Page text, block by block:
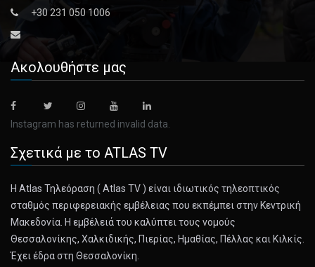
+30 231 050 1006
Ακολουθήστε μας
Instagram has returned invalid data.
Σχετικά με το ATLAS TV
Η Atlas Τηλεόραση ( Atlas TV ) είναι ιδιωτικός τηλεοπτικός
σταθμός περιφερειακής εμβέλειας που εκπέμπει στην Κεντρική
Μακεδονία. Η εμβέλειά του καλύπτει τους νομούς
Θεσσαλονίκης, Χαλκιδικής, Πιερίας, Ημαθίας, Πέλλας και Κιλκίς.
Έχει έδρα στη Θεσσαλονίκη.